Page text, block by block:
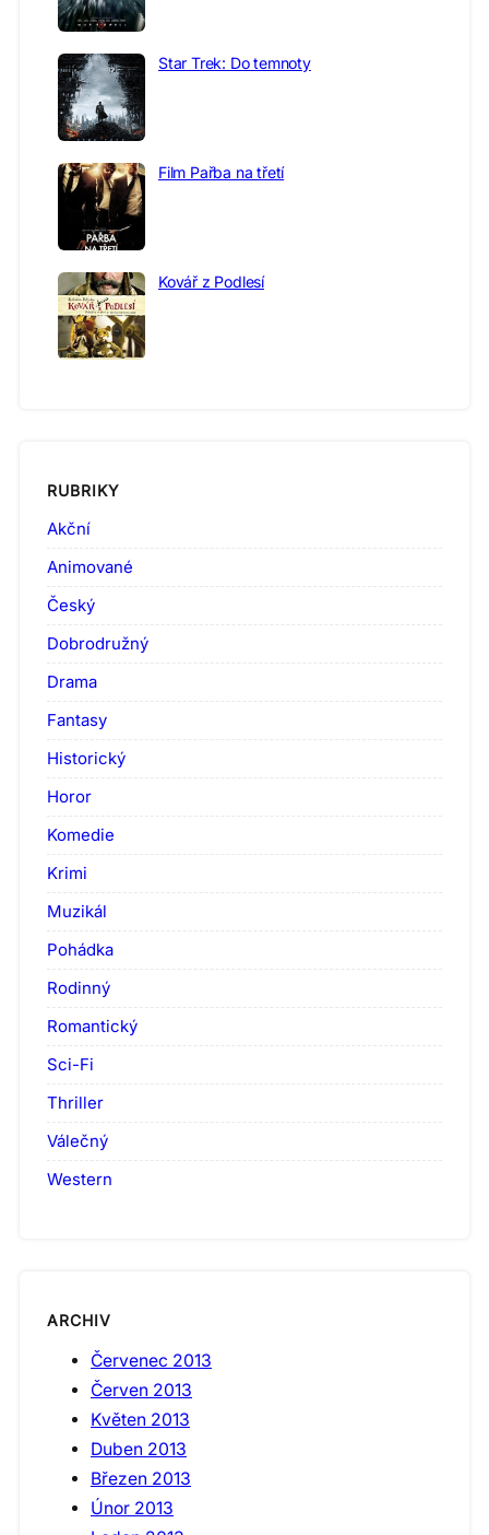
Star Trek: Do temnoty
Film Pařba na třetí
Kovář z Podlesí
RUBRIKY
Akční
Animované
Český
Dobrodružný
Drama
Fantasy
Historický
Horor
Komedie
Krimi
Muzikál
Pohádka
Rodinný
Romantický
Sci-Fi
Thriller
Válečný
Western
ARCHIV
Červenec 2013
Červen 2013
Květen 2013
Duben 2013
Březen 2013
Únor 2013